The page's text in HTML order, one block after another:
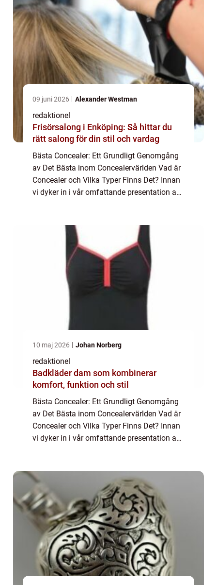
09 juni 2026 Alexander Westman
redaktionel
Frisörsalong i Enköping: Så hittar du
rätt salong för din stil och vardag
Bästa Concealer: Ett Grundligt Genomgång
av Det Bästa inom Concealervärlden Vad är
Concealer och Vilka Typer Finns Det? Innan
vi dyker in i vår omfattande presentation av
10 maj 2026 Johan Norberg
redaktionel
Badkläder dam som kombinerar
komfort, funktion och stil
Bästa Concealer: Ett Grundligt Genomgång
av Det Bästa inom Concealervärlden Vad är
Concealer och Vilka Typer Finns Det? Innan
vi dyker in i vår omfattande presentation av